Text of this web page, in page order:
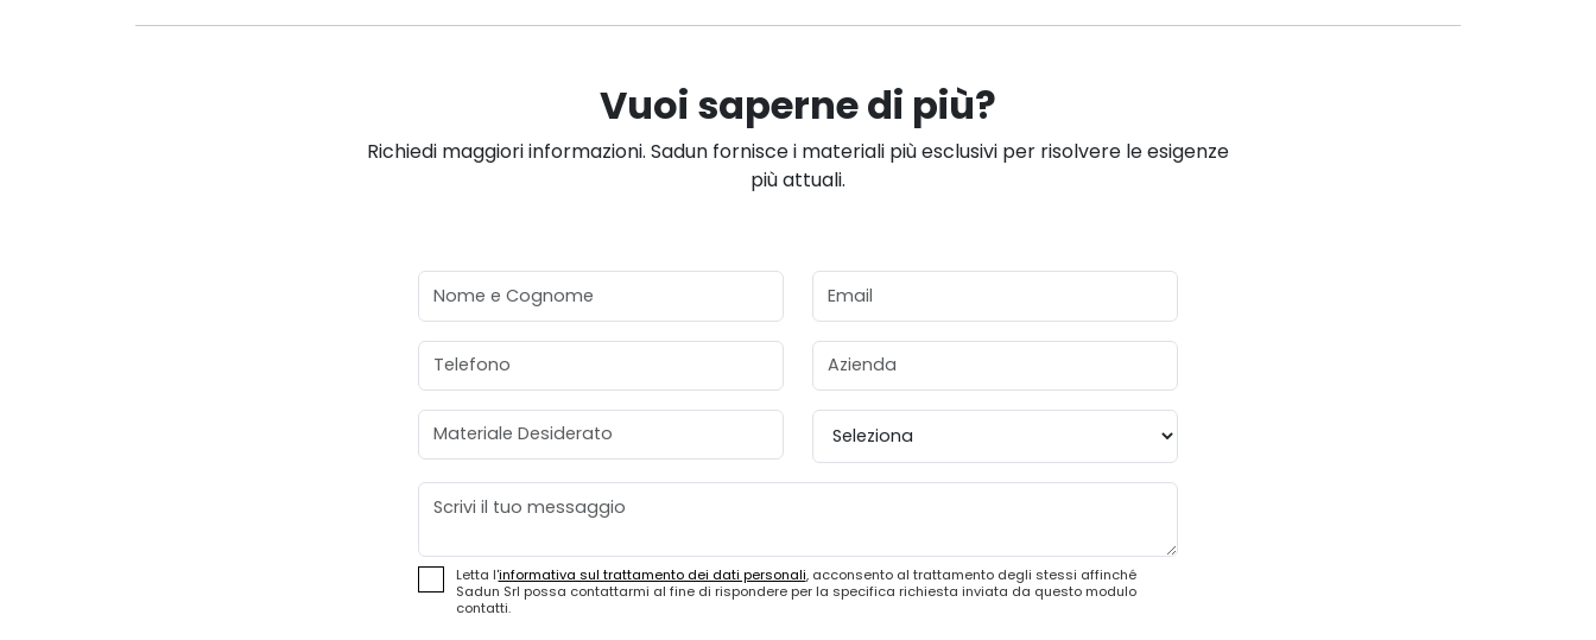
Vuoi saperne di più?
Richiedi maggiori informazioni. Sadun fornisce i materiali più esclusivi per risolvere le esigenze
più attuali.
Nome e Cognome Email
Telefono Azienda
Materiale Desiderato Provincia
Messaggio
Letta l'informativa sul trattamento dei dati personali, acconsento al trattamento degli stessi affinché
Sadun Srl possa contattarmi al fine di rispondere per la specifica richiesta inviata da questo modulo
contatti.